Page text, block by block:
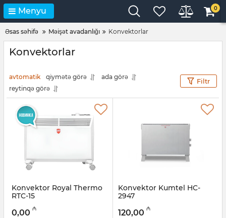
Menyu 0
Əsas səhifə Məişət avadanlığı Konvektorlar
Konvektorlar
avtomatik qiymətə görə
ada görə
reytinqə görə
Filtr
Konvektor Royal Thermo
RTC-15
12018407
0,00 ₼
Konvektor Kumtel HC-
2947
014001002
120,00 ₼